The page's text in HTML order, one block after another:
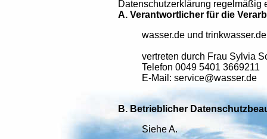
Datenschutzerklärung regelmäßig
A. Verantwortlicher für die
wasser.de und
vertreten durch Frau Sylvia
Telefon 0049 5401 3669211
E-Mail: service@wasser.de
B. Betrieblicher
Siehe A.